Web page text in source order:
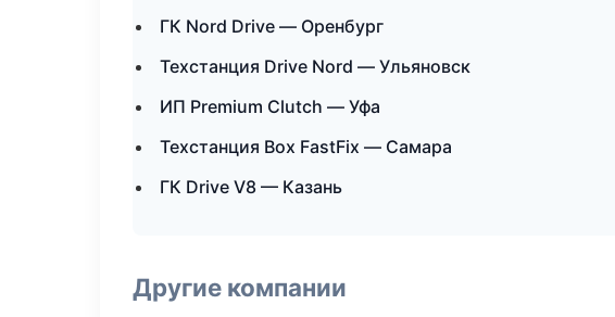
ГК Nord Drive — Оренбург
Техстанция Drive Nord — Ульяновск
ИП Premium Clutch — Уфа
Техстанция Box FastFix — Самара
ГК Drive V8 — Казань
Другие компании